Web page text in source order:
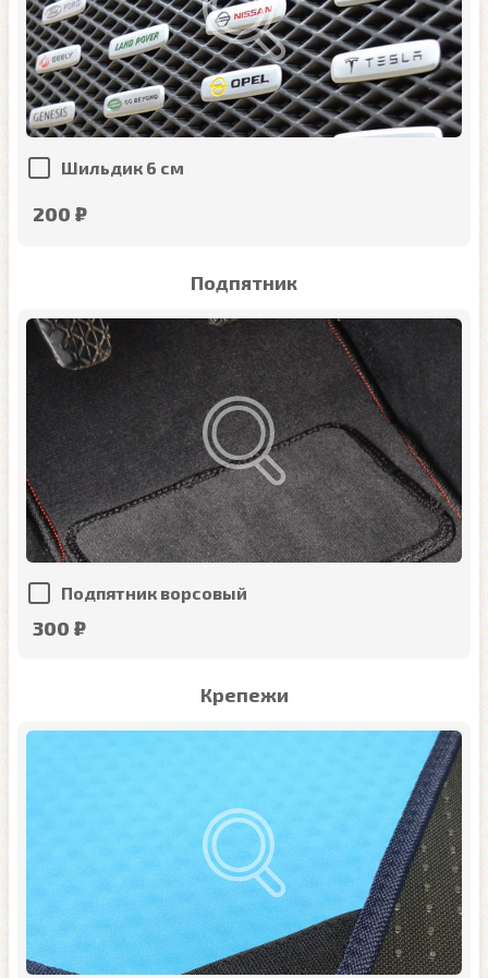
Шильдик 6 см
200 ₽
Подпятник
Подпятник ворсовый
300 ₽
Крепежи